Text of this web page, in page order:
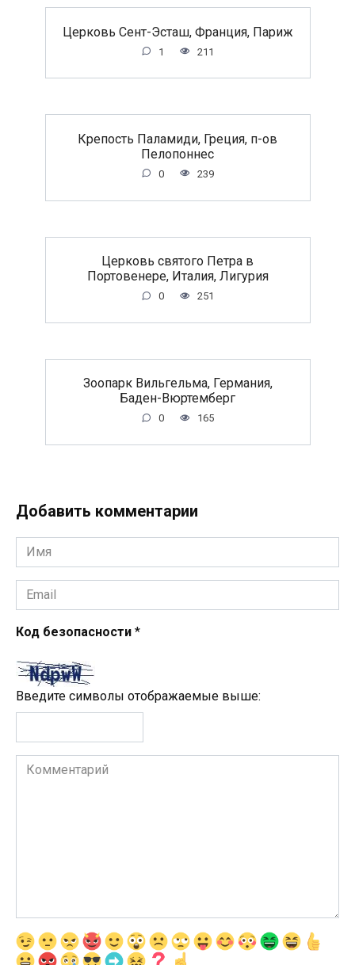
Церковь Сент-Эсташ, Франция, Париж
1 211
Крепость Паламиди, Греция, п-ов
Пелопоннес
0 239
Церковь святого Петра в
Портовенере, Италия, Лигурия
0 251
Зоопарк Вильгельма, Германия,
Баден-Вюртемберг
0 165
Добавить комментарии
Имя
*
Email
*
Код безопасности *
Введите символы отображаемые выше:
Комментарий